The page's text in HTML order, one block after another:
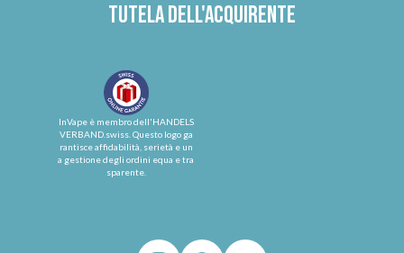
Tutela dell'acquirente
InVape è membro dell'HANDELS
VERBAND.swiss. Questo logo ga
rantisce affidabilità, serietà e un
a gestione degli ordini equa e tra
sparente.